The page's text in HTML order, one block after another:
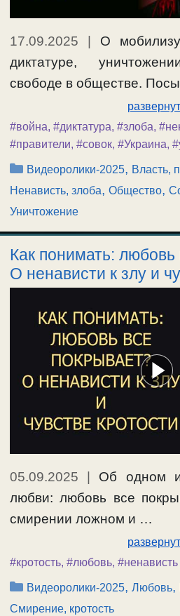
17.09.2025
О
диктатуре,
свободе в обществе.
#война, #диктатура, #злоба,
#правители, #совок, #Украина,
Рубрики
Видеоролики-2025, Власть,
Ненависть, злоба, Общество,
Уничтожение
Как понимать: любовь
О ненависти к злу и
05.09.2025
Об одном
любви: любовь все
смирении ложном и …
#кротость, #любовь, #ненависть
Рубрики
Видеоролики-2025,Любовь,
Смирение, кротость